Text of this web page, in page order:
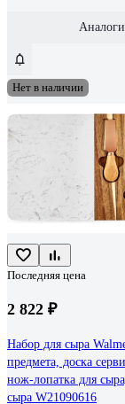
Аналоги
Нет в наличии
Последняя цена
2 822 ₽
Набор для сыра
предмета, доска
нож-лопатка для
сыра W21090616